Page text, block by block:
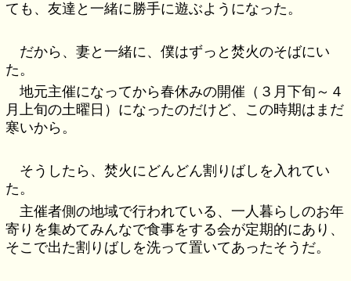
ても、友達と一緒に勝手に遊ぶようになった。
だから、妻と一緒に、僕はずっと焚火のそばにい
た。
地元主催になってから春休みの開催（３月下旬～４
月上旬の土曜日）になったのだけど、この時期はまだ
寒いから。
そうしたら、焚火にどんどん割りばしを入れてい
た。
主催者側の地域で行われている、一人暮らしのお年
寄りを集めてみんなで食事をする会が定期的にあり、
そこで出た割りばしを洗って置いてあったそうだ。